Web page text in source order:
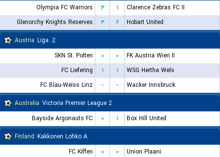
Olympia FC Warriors
۳ ۱
Clarence Zebras FC II
Glenorchy Knights Reserves
۳ ۶
Hobart United
Austria
2. Liga
SKN St. Polten
۰ ۰
FK Austria Wien II
FC Liefering
۱ ۱
WSG Hertha Wels
FC Blau-Weiss Linz
- -
Wacker Innsbruck
Australia Victoria Premier League 2
Bayside Argonauts FC
۰ ۱
Box Hill United
Finland Kakkonen Lohko A
FC Kiffen
۰ ۰
Union Plaani